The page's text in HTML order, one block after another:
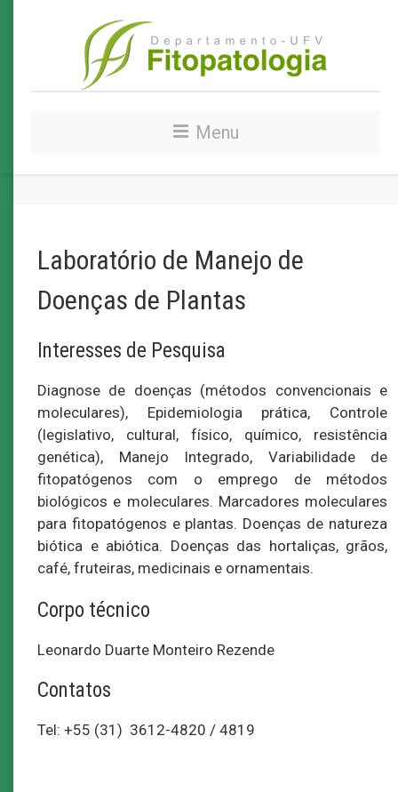
Menu
Laboratório de Manejo de
Doenças de Plantas
Interesses de Pesquisa
Diagnose de doenças (métodos convencionais e
moleculares), Epidemiologia prática, Controle
(legislativo, cultural, físico, químico, resistência
genética), Manejo Integrado, Variabilidade de
fitopatógenos com o emprego de métodos
biológicos e moleculares. Marcadores moleculares
para fitopatógenos e plantas. Doenças de natureza
biótica e abiótica. Doenças das hortaliças, grãos,
café, fruteiras, medicinais e ornamentais.
Corpo técnico
Leonardo Duarte Monteiro Rezende
Contatos
Tel: +55 (31) 3612-4820 / 4819